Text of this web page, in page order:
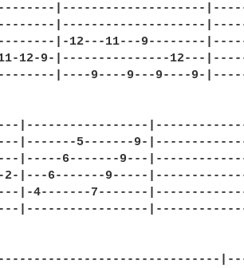
|--------------------
|--------------------
|-12---11---9--------
12-9-|---------------12---
|----9----9---9----9-
|-----------------
|-------5-------9-
|-----6-------9---
|---6-------9-----
|-4-------7-------
|-----------------